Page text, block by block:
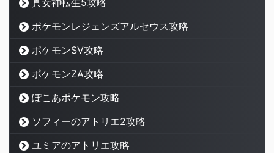
ポケモンレジェンズアルセウス攻略
ポケモンSV攻略
ポケモンZA攻略
ぽこあポケモン攻略
ソフィーのアトリエ2攻略
ユミアのアトリエ攻略